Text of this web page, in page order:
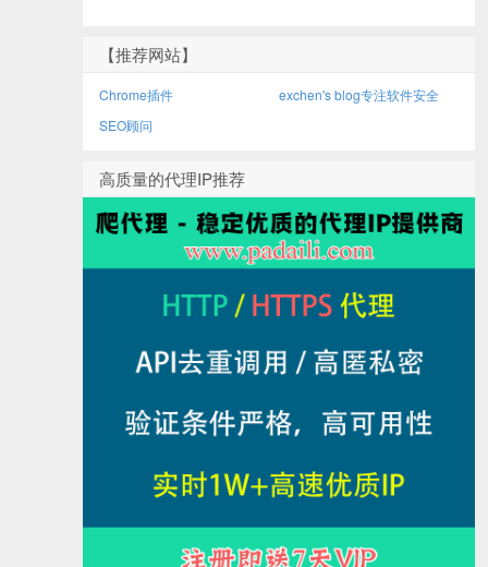
【推荐网站】
Chrome插件
exchen's blog专注软件安全
SEO顾问
高质量的代理IP推荐